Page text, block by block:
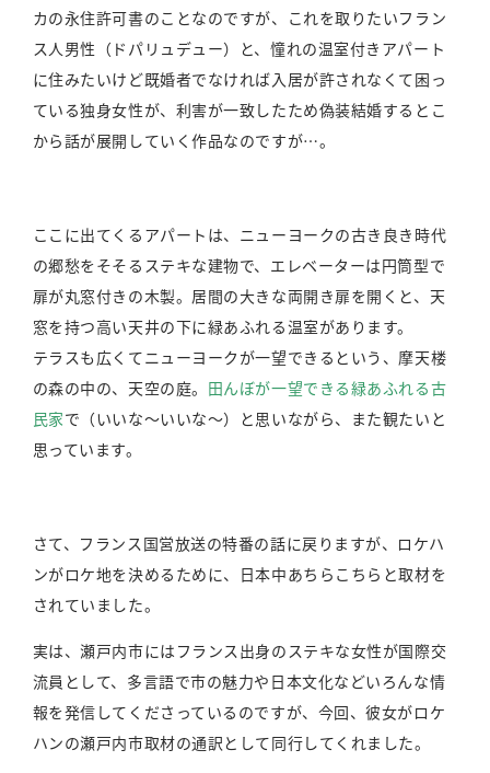
カの永住許可書のことなのですが、これを取りたいフラン
ス人男性（ドパリュデュー）と、憧れの温室付きアパート
に住みたいけど既婚者でなければ入居が許されなくて困っ
ている独身女性が、利害が一致したため偽装結婚するとこ
から話が展開していく作品なのですが…。
ここに出てくるアパートは、ニューヨークの古き良き時代
の郷愁をそそるステキな建物で、エレベーターは円筒型で
扉が丸窓付きの木製。居間の大きな両開き扉を開くと、天
窓を持つ高い天井の下に緑あふれる温室があります。
テラスも広くてニューヨークが一望できるという、摩天楼
の森の中の、天空の庭。 田んぼが一望できる緑あふれる古
民家で（いいな～いいな～）と思いながら、また観たいと
思っています。
さて、フランス国営放送の特番の話に戻りますが、ロケハ
ンがロケ地を決めるために、日本中あちらこちらと取材を
されていました。
実は、瀬戸内市にはフランス出身のステキな女性が国際交
流員として、多言語で市の魅力や日本文化などいろんな情
報を発信してくださっているのですが、今回、彼女がロケ
ハンの瀬戸内市取材の通訳として同行してくれました。